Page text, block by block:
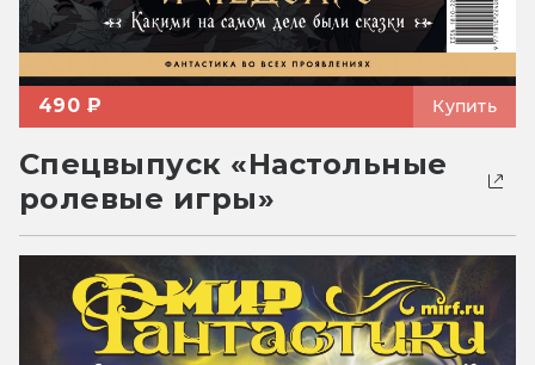
490 ₽ Купить
Спецвыпуск «Настольные
ролевые игры»